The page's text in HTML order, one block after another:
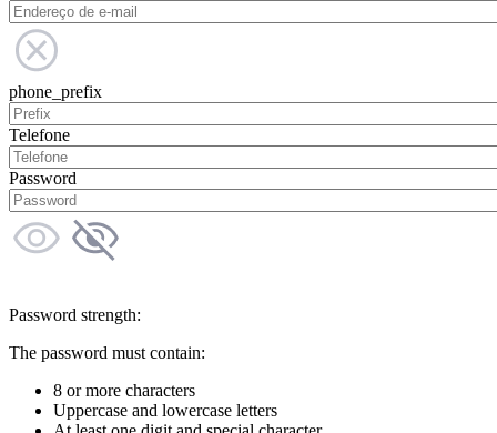
phone_prefix
Telefone
Password
Password strength:
The password must contain:
8 or more characters
Uppercase and lowercase letters